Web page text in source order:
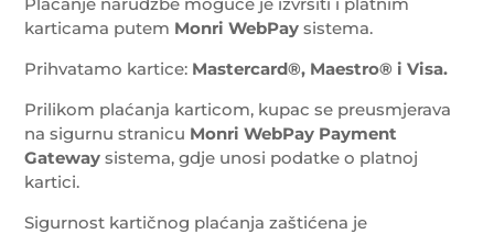
karticama putem Monri WebPay sistema.
Prihvatamo kartice: Mastercard®, Maestro® i Visa.
Prilikom plaćanja karticom, kupac se preusmjerava
na sigurnu stranicu Monri WebPay Payment
Gateway sistema, gdje unosi podatke o platnoj
kartici.
Sigurnost kartičnog plaćanja zaštićena je